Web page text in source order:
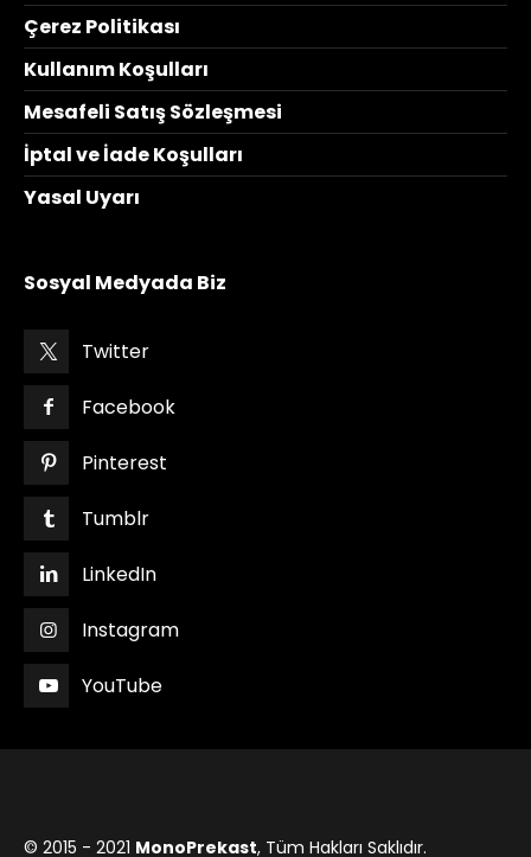
Çerez Politikası
Kullanım Koşulları
Mesafeli Satış Sözleşmesi
İptal ve İade Koşulları
Yasal Uyarı
Sosyal Medyada Biz
Twitter
Facebook
Pinterest
Tumblr
LinkedIn
Instagram
YouTube
© 2015 - 2021 MonoPrekast, Tüm Hakları Saklıdır.